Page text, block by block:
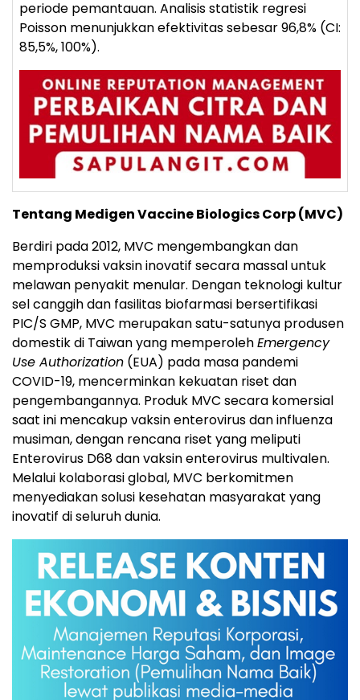
periode pemantauan. Analisis statistik regresi
Poisson menunjukkan efektivitas sebesar 96,8% (CI:
85,5%, 100%).
Tentang Medigen Vaccine Biologics Corp (MVC)
Berdiri pada 2012, MVC mengembangkan dan
memproduksi vaksin inovatif secara massal untuk
melawan penyakit menular. Dengan teknologi kultur
sel canggih dan fasilitas biofarmasi bersertifikasi
PIC/S GMP, MVC merupakan satu-satunya produsen
domestik di Taiwan yang memperolehEmergency
Use Authorization (EUA) pada masa pandemi
COVID-19, mencerminkan kekuatan riset dan
pengembangannya. Produk MVC secara komersial
saat ini mencakup vaksin enterovirus dan influenza
musiman, dengan rencana riset yang meliputi
Enterovirus D68 dan vaksin enterovirus multivalen.
Melalui kolaborasi global, MVC berkomitmen
menyediakan solusi kesehatan masyarakat yang
inovatif di seluruh dunia.